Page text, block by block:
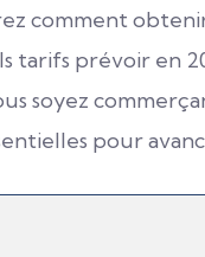
comment
tarifs prévoir en
soyez
pour